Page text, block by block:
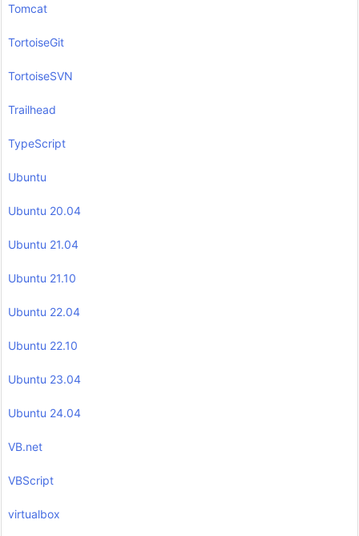
Tomcat
TortoiseGit
TortoiseSVN
Trailhead
TypeScript
Ubuntu
Ubuntu 20.04
Ubuntu 21.04
Ubuntu 21.10
Ubuntu 22.04
Ubuntu 22.10
Ubuntu 23.04
Ubuntu 24.04
VB.net
VBScript
virtualbox